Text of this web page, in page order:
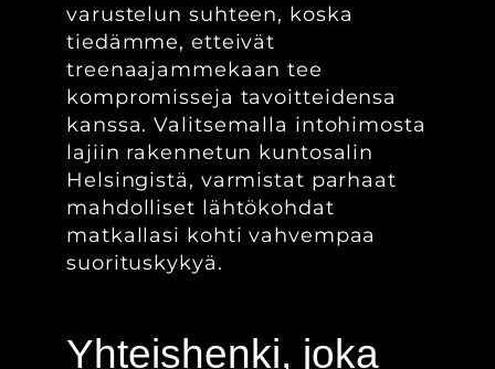
varustelun suhteen, koska
tiedämme, etteivät
treenaajammekaan tee
kompromisseja tavoitteidensa
kanssa. Valitsemalla intohimosta
lajiin rakennetun kuntosalin
Helsingistä, varmistat parhaat
mahdolliset lähtökohdat
matkallasi kohti vahvempaa
suorituskykyä.
Yhteishenki, joka